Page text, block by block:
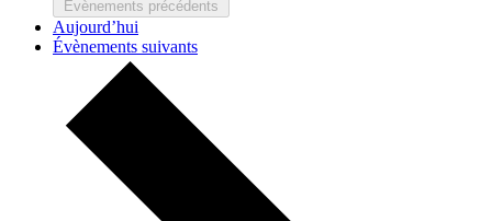
Évènements précédents
Aujourd’hui
Évènements suivants